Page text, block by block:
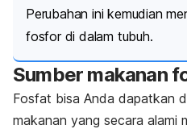
Perubahan ini kemudian
fosfor di dalam tubuh.
Sumber makanan
Fosfat bisa Anda dapatkan
makanan yang secara alami